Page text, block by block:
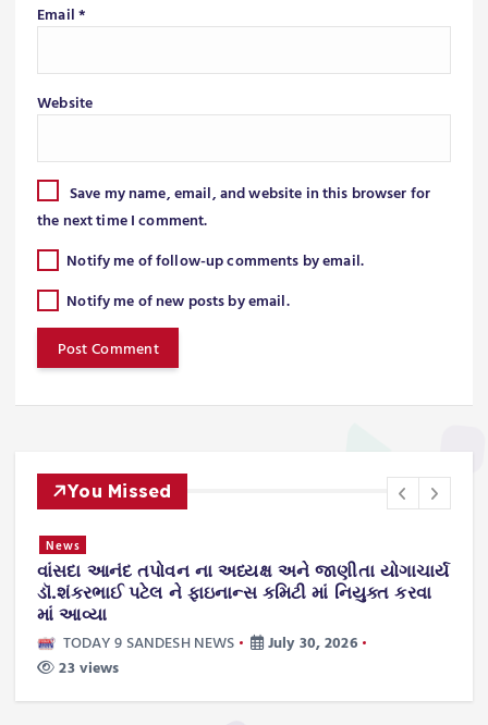
Email*
Website
Save my name, email, and website in this browser for
the next time I comment.
Notify me of follow-up comments by email.
Notify me of new posts by email.
You Missed
News
વાંસદા આનંદ તપોવન ના અધ્યક્ષ અને જાણીતા યોગાચાર્ય
ડૉ.શંકરભાઈ પટેલ ને ફાઇનાન્સ કમિટી માં નિયુક્ત કરવા
માં આવ્યા
TODAY 9 SANDESH NEWS
July 30, 2026
23 views